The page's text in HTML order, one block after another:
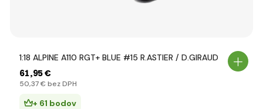
1:18 ALPINE A110 RGT+ BLUE #15 R.ASTIER / D.GIRAUD
61,95 €
50,37 € bez DPH
+ 61 bodov